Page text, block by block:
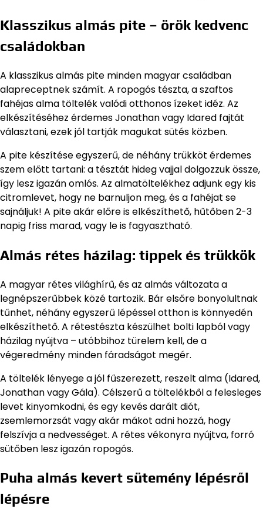
Klasszikus almás pite – örök kedvenc
családokban
A klasszikus almás pite minden magyar családban
alapreceptnek számít. A ropogós tészta, a szaftos
fahéjas alma töltelék valódi otthonos ízeket idéz. Az
elkészítéséhez érdemes Jonathan vagy Idared fajtát
választani, ezek jól tartják magukat sütés közben.
A pite készítése egyszerű, de néhány trükköt érdemes
szem előtt tartani: a tésztát hideg vajjal dolgozzuk össze,
így lesz igazán omlós. Az almatöltelékhez adjunk egy kis
citromlevet, hogy ne barnuljon meg, és a fahéjat se
sajnáljuk! A pite akár előre is elkészíthető, hűtőben 2-3
napig friss marad, vagy le is fagyasztható.
Almás rétes házilag: tippek és trükkök
A magyar rétes világhírű, és az almás változata a
legnépszerűbbek közé tartozik. Bár elsőre bonyolultnak
tűnhet, néhány egyszerű lépéssel otthon is könnyedén
elkészíthető. A rétestészta készülhet bolti lapból vagy
házilag nyújtva – utóbbihoz türelem kell, de a
végeredmény minden fáradságot megér.
A töltelék lényege a jól fűszerezett, reszelt alma (Idared,
Jonathan vagy Gála). Célszerű a töltelékből a felesleges
levet kinyomkodni, és egy kevés darált diót,
zsemlemorzsát vagy akár mákot adni hozzá, hogy
felszívja a nedvességet. A rétes vékonyra nyújtva, forró
sütőben lesz igazán ropogós.
Puha almás kevert sütemény lépésről
lépésre